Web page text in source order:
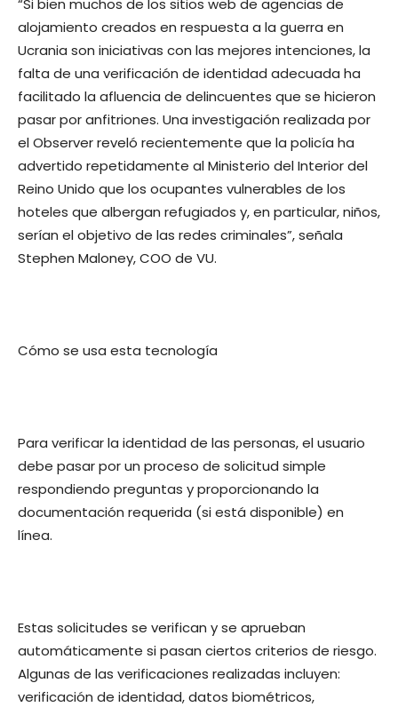
alojamiento creados en respuesta a la guerra en
Ucrania son iniciativas con las mejores intenciones, la
falta de una verificación de identidad adecuada ha
facilitado la afluencia de delincuentes que se hicieron
pasar por anfitriones. Una investigación realizada por
el Observer reveló recientemente que la policía ha
advertido repetidamente al Ministerio del Interior del
Reino Unido que los ocupantes vulnerables de los
hoteles que albergan refugiados y, en particular, niños,
serían el objetivo de las redes criminales”, señala
Stephen Maloney, COO de VU.
Cómo se usa esta tecnología
Para verificar la identidad de las personas, el usuario
debe pasar por un proceso de solicitud simple
respondiendo preguntas y proporcionando la
documentación requerida (si está disponible) en
línea.
Estas solicitudes se verifican y se aprueban
automáticamente si pasan ciertos criterios de riesgo.
Algunas de las verificaciones realizadas incluyen:
verificación de identidad, datos biométricos,